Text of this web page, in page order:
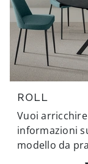
ROLL
Vuoi
informazioni
modello da